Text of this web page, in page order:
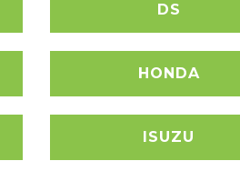
DS
HONDA
ISUZU